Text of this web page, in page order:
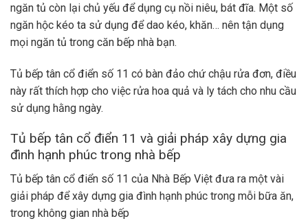
ngăn tủ còn lại chủ yếu để dụng cụ nồi niêu, bát đĩa. Một số
ngăn hộc kéo ta sử dụng để dao kéo, khăn… nên tận dụng
mọi ngăn tủ trong căn bếp nhà bạn.
Tủ bếp tân cổ điển số 11 có bàn đảo chứ chậu rửa đơn, điều
này rất thích hợp cho việc rửa hoa quả và ly tách cho nhu cầu
sử dụng hằng ngày.
Tủ bếp tân cổ điển 11 và giải pháp xây dựng gia
đình hạnh phúc trong nhà bếp
Tủ bếp tân cổ điển số 11 của Nhà Bếp Việt đưa ra một vài
giải pháp để xây dựng gia đình hạnh phúc trong mỗi bữa ăn,
trong không gian nhà bếp